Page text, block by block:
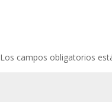
Los campos obligatorios